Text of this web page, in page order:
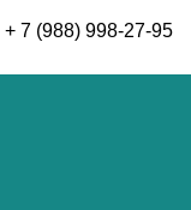
+ 7 (988) 998-27-95